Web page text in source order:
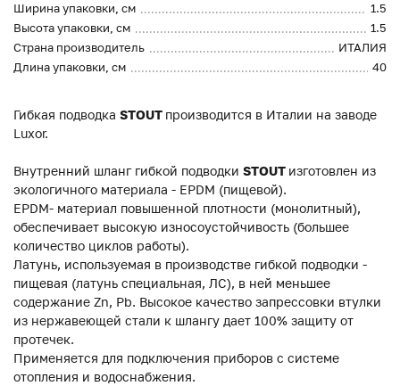
Ширина упаковки, см
1.5
Высота упаковки, см
1.5
Страна производитель
ИТАЛИЯ
Длина упаковки, см
40
Гибкая подводка STOUT производится в Италии на заводе
Luxor.
Внутренний шланг гибкой подводки STOUT изготовлен из
экологичного материала - EPDM (пищевой).
EPDM- материал повышенной плотности (монолитный),
обеспечивает высокую износоустойчивость (большее
количество циклов работы).
Латунь, используемая в производстве гибкой подводки -
пищевая (латунь специальная, ЛС), в ней меньшее
содержание Zn, Pb. Высокое качество запрессовки втулки
из нержавеющей стали к шлангу дает 100% защиту от
протечек.
Применяется для подключения приборов с системе
отопления и водоснабжения.